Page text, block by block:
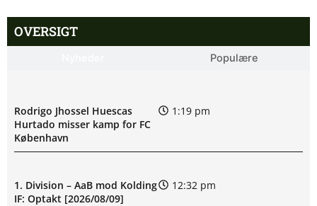
OVERSIGT
Populære
Rodrigo Jhossel Huescas
Hurtado misser kamp for FC
København
1:19 pm
1. Division – AaB mod Kolding
IF: Optakt [2026/08/09]
12:32 pm